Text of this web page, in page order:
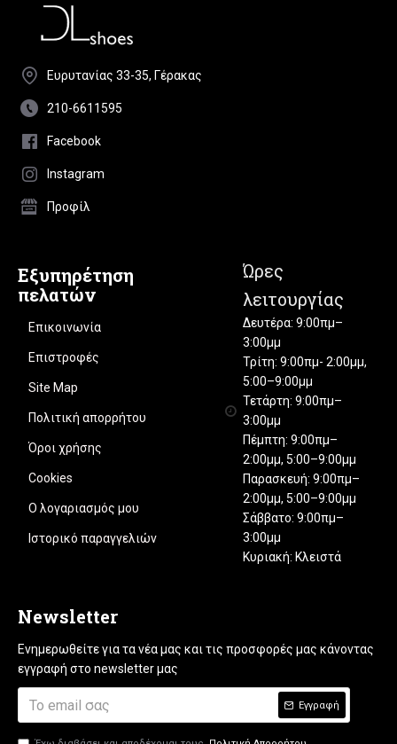
Ευρυτανίας 33-35, Γέρακας
210-6611595
Facebook
Instagram
Προφίλ
Εξυπηρέτηση
πελατών
Επικοινωνία
Επιστροφές
Site Map
Πολιτική απορρήτου
Όροι χρήσης
Cookies
Ο λογαριασμός μου
Ιστορικό παραγγελιών
Ώρες
λειτουργίας
Δευτέρα: 9:00πμ–
3:00μμ
Τρίτη: 9:00πμ- 2:00μμ,
5:00–9:00μμ
Τετάρτη: 9:00πμ–
3:00μμ
Πέμπτη: 9:00πμ–
2:00μμ, 5:00–9:00μμ
Παρασκευή: 9:00πμ–
2:00μμ, 5:00–9:00μμ
Σάββατο: 9:00πμ–
3:00μμ
Κυριακή: Κλειστά
Newsletter
Ενημερωθείτε για τα νέα μας και τις προσφορές μας κάνοντας
εγγραφή στο newsletter μας
Εγγραφή